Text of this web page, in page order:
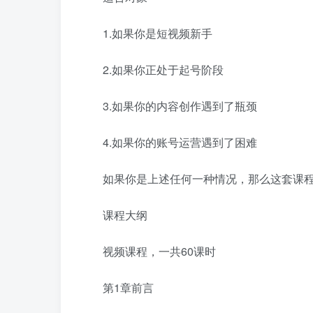
1.如果你是短视频新手
2.如果你正处于起号阶段
3.如果你的内容创作遇到了瓶颈
4.如果你的账号运营遇到了困难
如果你是上述任何一种情况，那么这套课
课程大纲
视频课程，一共60课时
第1章前言